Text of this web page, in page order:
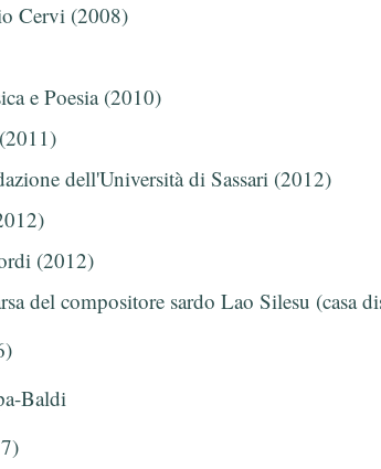
Cervi (2008)
e Poesia (2010)
dell'Università di Sassari (2012)
(2012)
del compositore sardo Lao Silesu (casa
Baldi